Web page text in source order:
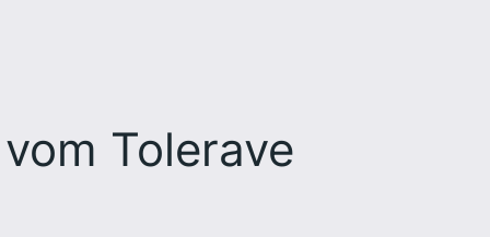
Tolerave